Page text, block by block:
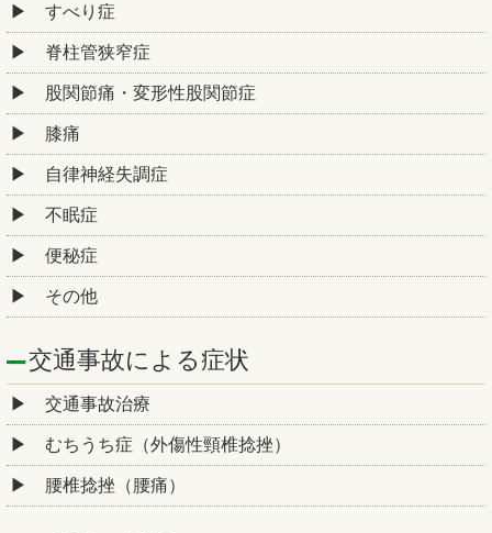
すべり症
脊柱管狭窄症
股関節痛・変形性股関節症
膝痛
自律神経失調症
不眠症
便秘症
その他
交通事故による症状
交通事故治療
むちうち症（外傷性頸椎捻挫）
腰椎捻挫（腰痛）